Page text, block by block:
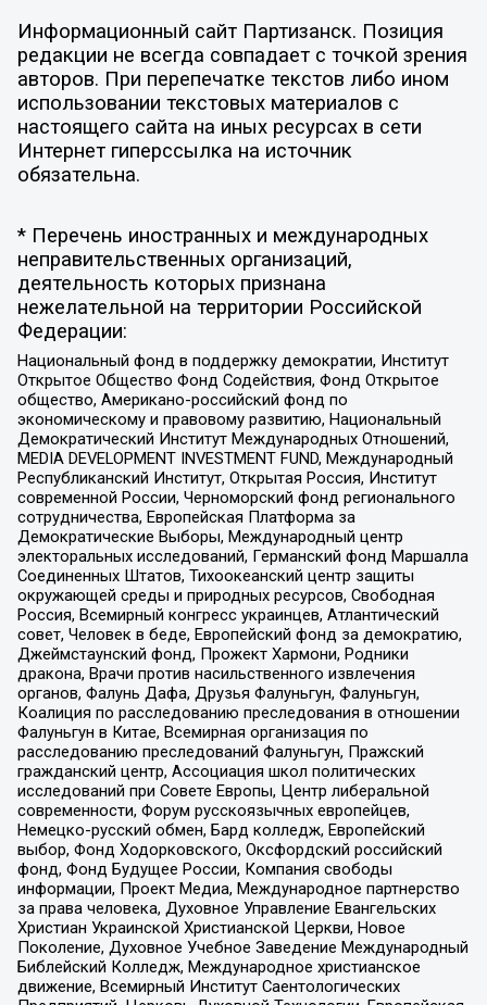
Информационный сайт Партизанск. Позиция
редакции не всегда совпадает с точкой зрения
авторов. При перепечатке текстов либо ином
использовании текстовых материалов с
настоящего сайта на иных ресурсах в сети
Интернет гиперссылка на источник
обязательна.
* Перечень иностранных и международных
неправительственных организаций,
деятельность которых признана
нежелательной на территории Российской
Федерации:
Национальный фонд в поддержку демократии, Институт
Открытое Общество Фонд Содействия, Фонд Открытое
общество, Американо-российский фонд по
экономическому и правовому развитию, Национальный
Демократический Институт Международных Отношений,
MEDIA DEVELOPMENT INVESTMENT FUND, Международный
Республиканский Институт, Открытая Россия, Институт
современной России, Черноморский фонд регионального
сотрудничества, Европейская Платформа за
Демократические Выборы, Международный центр
электоральных исследований, Германский фонд Маршалла
Соединенных Штатов, Тихоокеанский центр защиты
окружающей среды и природных ресурсов, Свободная
Россия, Всемирный конгресс украинцев, Атлантический
совет, Человек в беде, Европейский фонд за демократию,
Джеймстаунский фонд, Прожект Хармони, Родники
дракона, Врачи против насильственного извлечения
органов, Фалунь Дафа, Друзья Фалуньгун, Фалуньгун,
Коалиция по расследованию преследования в отношении
Фалуньгун в Китае, Всемирная организация по
расследованию преследований Фалуньгун, Пражский
гражданский центр, Ассоциация школ политических
исследований при Совете Европы, Центр либеральной
современности, Форум русскоязычных европейцев,
Немецко-русский обмен, Бард колледж, Европейский
выбор, Фонд Ходорковского, Оксфордский российский
фонд, Фонд Будущее России, Компания свободы
информации, Проект Медиа, Международное партнерство
за права человека, Духовное Управление Евангельских
Христиан Украинской Христианской Церкви, Новое
Поколение, Духовное Учебное Заведение Международный
Библейский Колледж, Международное христианское
движение, Всемирный Институт Саентологических